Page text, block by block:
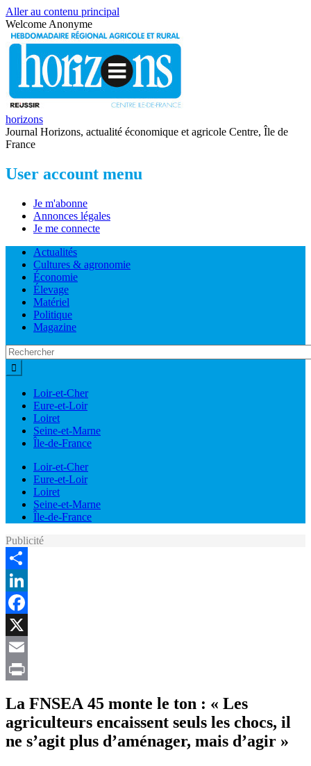
Aller au contenu principal
Welcome Anonyme
horizons
Journal Horizons, actualité économique et agricole Centre, Île de
France
User account menu
Je m'abonne
Annonces légales
Je me connecte
Actualités
Cultures & agronomie
Économie
Élevage
Matériel
Politique
Magazine
Loir-et-Cher
Eure-et-Loir
Loiret
Seine-et-Marne
Île-de-France
Loir-et-Cher
Eure-et-Loir
Loiret
Seine-et-Marne
Île-de-France
Publicité
Share
LinkedIn
Facebook
X
Email
La FNSEA 45 monte le ton : « Les
agriculteurs encaissent seuls les chocs, il
ne s’agit plus d’aménager, mais d’agir »